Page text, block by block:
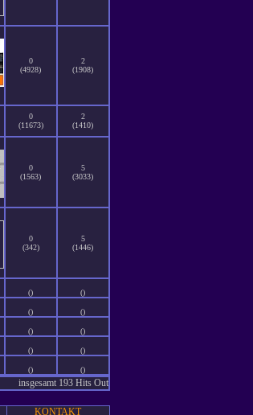
0
(4928)
2
(1908)
0
(11673)
2
(1410)
0
(1563)
5
(3033)
0
(342)
5
(1446)
()
()
()
()
()
()
()
()
() ()
insgesamt 193 Hits Out
KONTAKT